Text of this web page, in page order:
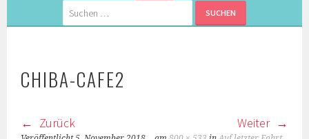
Suchen
nach:
CHIBA-CAFE2
Zurück Weiter